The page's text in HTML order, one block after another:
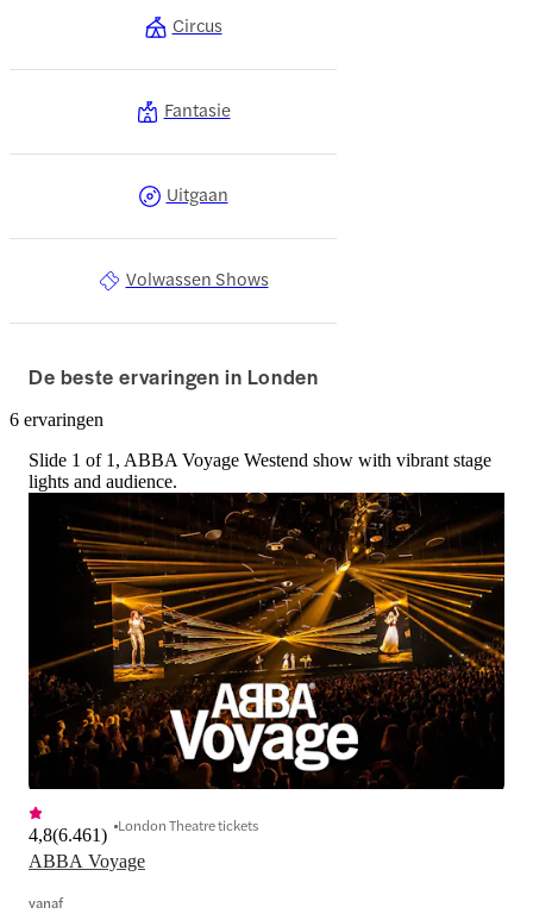
Circus
Fantasie
Uitgaan
Volwassen Shows
De beste ervaringen in Londen
6 ervaringen
Slide 1 of 1, ABBA Voyage Westend show with vibrant stage
lights and audience.
ABBA Voyage
4,8(6.461) London Theatre tickets
vanaf